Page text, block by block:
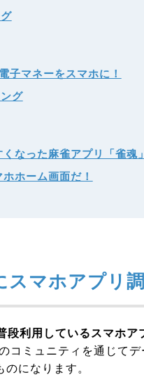
子マネーをスマホに！
グ
なった麻雀アプリ「雀魂」
ホーム画面だ！
マホアプリ
利用しているスマホア
コミュニティを通じて
になります。